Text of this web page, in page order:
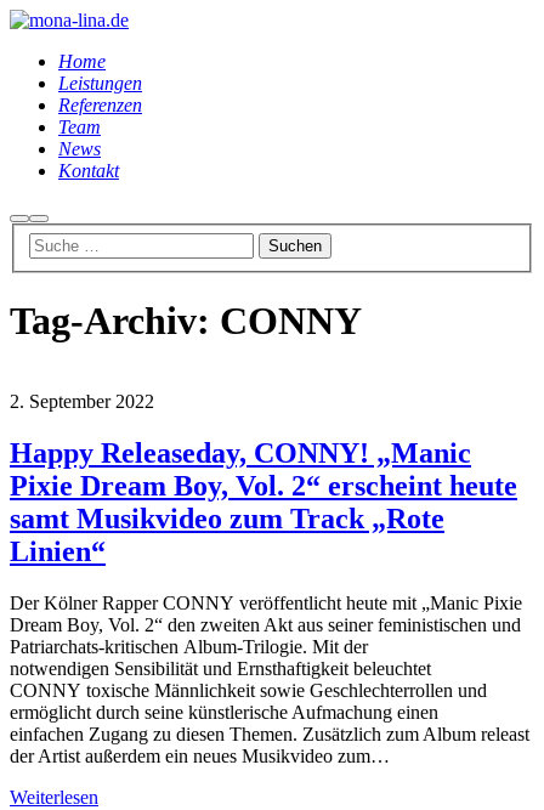
Home
Leistungen
Referenzen
Team
News
Kontakt
Suchen
Hauptmenü
Tag-Archiv: CONNY
2. September 2022
Happy Releaseday, CONNY! „Manic
Pixie Dream Boy, Vol. 2“ erscheint heute
samt Musikvideo zum Track „Rote
Linien“
Der Kölner Rapper CONNY veröffentlicht heute mit „Manic Pixie
Dream Boy, Vol. 2“ den zweiten Akt aus seiner feministischen und
Patriarchats-kritischen Album-Trilogie. Mit der
notwendigen Sensibilität und Ernsthaftigkeit beleuchtet
CONNY toxische Männlichkeit sowie Geschlechterrollen und
ermöglicht durch seine künstlerische Aufmachung einen
einfachen Zugang zu diesen Themen. Zusätzlich zum Album releast
der Artist außerdem ein neues Musikvideo zum…
Weiterlesen